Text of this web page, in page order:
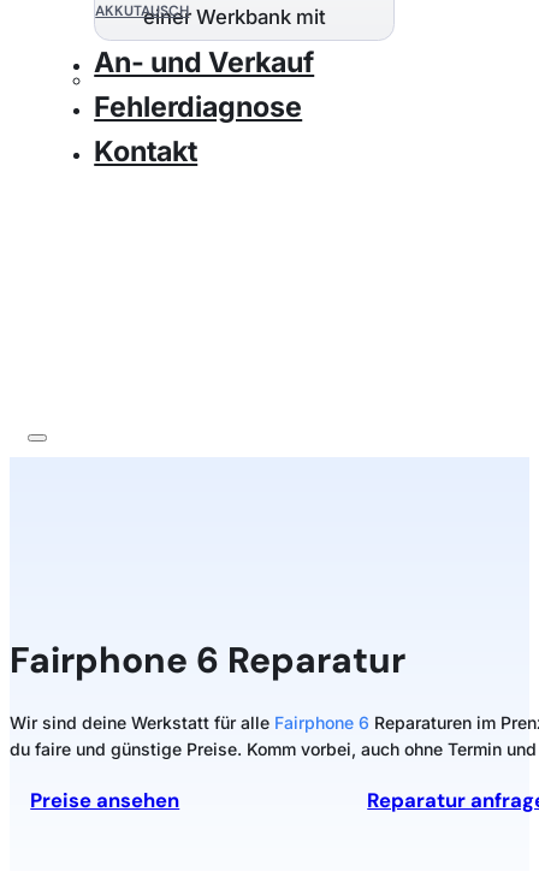
AKKUTAUSCH
An- und Verkauf
Fehlerdiagnose
Kontakt
Fairphone 6 Reparatur
Wir sind deine Werkstatt für alle Fairphone 6 Reparaturen im
du faire und günstige Preise. Komm vorbei, auch ohne Termin
Preise ansehen Reparatur